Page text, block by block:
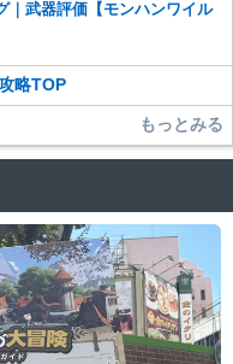
合もございますので、あら
｜武器評価【モンハンワイル
略TOP
もっとみる